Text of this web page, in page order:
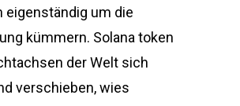
eigenständig um die
kümmern. Solana token
der Welt sich
verschieben, wies